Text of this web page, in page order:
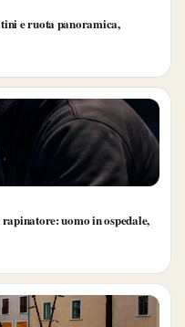
e ruota panoramica,
uomo in ospedale,